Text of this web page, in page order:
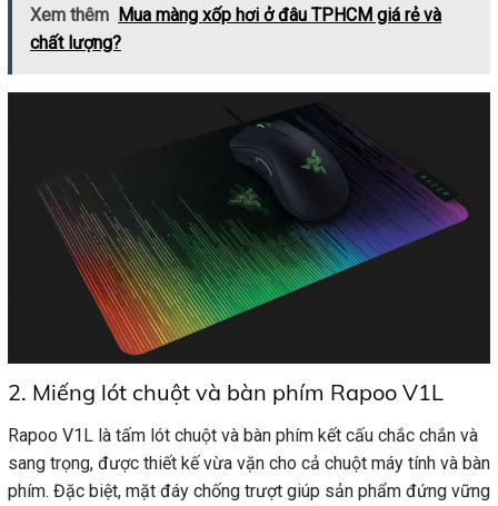
Xem thêm Mua màng xốp hơi ở đâu TPHCM giá rẻ và
chất lượng?
2. Miếng lót chuột và bàn phím Rapoo V1L
Rapoo V1L là tấm lót chuột và bàn phím kết cấu chắc chắn và
sang trọng, được thiết kế vừa vặn cho cả chuột máy tính và bàn
phím. Đặc biệt, mặt đáy chống trượt giúp sản phẩm đứng vững